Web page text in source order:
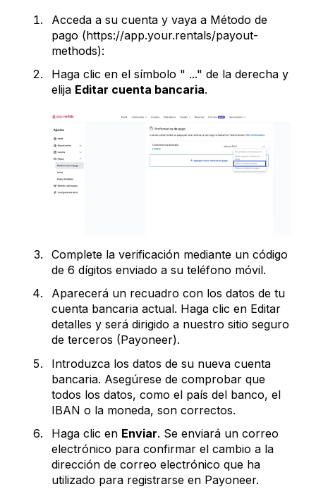
Acceda a su cuenta y vaya a Método de
pago (https://app.your.rentals/payout-
methods):
Haga clic en el símbolo " ..." de la derecha y
elija Editar cuenta bancaria.
Complete la verificación mediante un código
de 6 dígitos enviado a su teléfono móvil.
Aparecerá un recuadro con los datos de tu
cuenta bancaria actual. Haga clic en Editar
detalles y será dirigido a nuestro sitio seguro
de terceros (Payoneer).
Introduzca los datos de su nueva cuenta
bancaria. Asegúrese de comprobar que
todos los datos, como el país del banco, el
IBAN o la moneda, son correctos.
Haga clic en Enviar. Se enviará un correo
electrónico para confirmar el cambio a la
dirección de correo electrónico que ha
utilizado para registrarse en Payoneer.